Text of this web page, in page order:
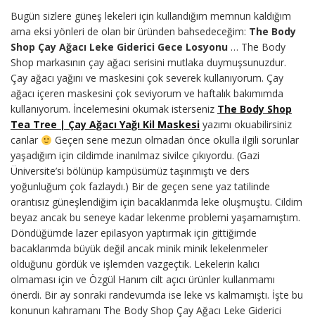
Bugün sizlere güneş lekeleri için kullandığım memnun kaldığım
ama eksi yönleri de olan bir üründen bahsedeceğim: The Body
Shop Çay Ağacı Leke Giderici Gece Losyonu … The Body
Shop markasının çay ağacı serisini mutlaka duymuşsunuzdur.
Çay ağacı yağını ve maskesini çok severek kullanıyorum. Çay
ağacı içeren maskesini çok seviyorum ve haftalık bakımımda
kullanıyorum. İncelemesini okumak isterseniz The Body Shop
Tea Tree | Çay Ağacı Yağı Kil Maskesi yazımı okuabilirsiniz
canlar
Geçen sene mezun olmadan önce okulla ilgili sorunlar
yaşadığım için cildimde inanılmaz sivilce çıkıyordu. (Gazi
Üniversite’si bölünüp kampüsümüz taşınmıştı ve ders
yoğunluğum çok fazlaydı.) Bir de geçen sene yaz tatilinde
orantısız güneşlendiğim için bacaklarımda leke oluşmuştu. Cildim
beyaz ancak bu seneye kadar lekenme problemi yaşamamıştım.
Döndüğümde lazer epilasyon yaptırmak için gittiğimde
bacaklarımda büyük değil ancak minik minik lekelenmeler
olduğunu gördük ve işlemden vazgeçtik. Lekelerin kalıcı
olmaması için ve Özgül Hanım cilt açıcı ürünler kullanmamı
önerdi. Bir ay sonraki randevumda ise leke vs kalmamıştı. İşte bu
konunun kahramanı The Body Shop Çay Ağacı Leke Giderici